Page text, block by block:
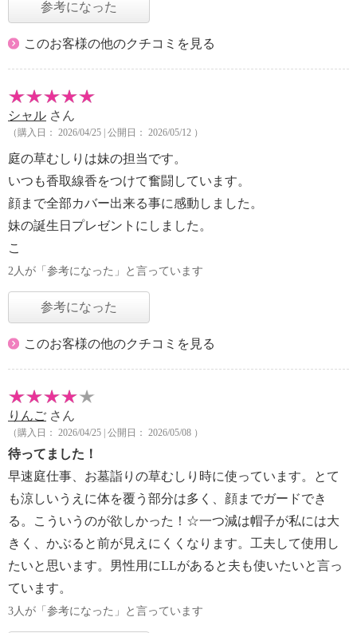
参考になった
このお客様の他のクチコミを見る
シャル さん
（購入日： 2026/04/25 | 公開日： 2026/05/12 ）
庭の草むしりは妹の担当です。
いつも香取線香をつけて奮闘しています。
顔まで全部カバー出来る事に感動しました。
妹の誕生日プレゼントにしました。
こ
2人が「参考になった」と言っています
参考になった
このお客様の他のクチコミを見る
りんご さん
（購入日： 2026/04/25 | 公開日： 2026/05/08 ）
待ってました！
早速庭仕事、お墓詣りの草むしり時に使っています。とて
も涼しいうえに体を覆う部分は多く、顔までガードでき
る。こういうのが欲しかった！☆一つ減は帽子が私には大
きく、かぶると前が見えにくくなります。工夫して使用し
たいと思います。男性用にLLがあると夫も使いたいと言っ
ています。
3人が「参考になった」と言っています